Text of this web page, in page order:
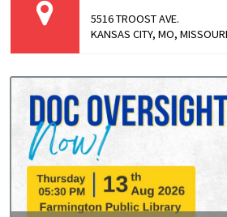
5516 TROOST AVE.
KANSAS CITY, MO,